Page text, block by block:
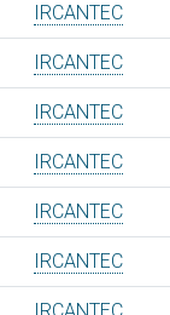
IRCANTEC
IRCANTEC
IRCANTEC
IRCANTEC
IRCANTEC
IRCANTEC